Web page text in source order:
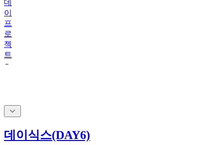
데
이
프
로
젝
트
데이식스(DAY6)